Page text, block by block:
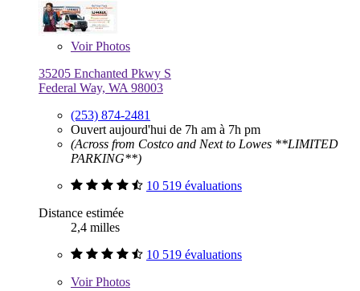
VoirPhotos
35205 Enchanted Pkwy S
Federal Way, WA 98003
(253) 874-2481
Ouvert aujourd'hui de 7h am à 7h pm
(Across from Costco and Next to Lowes **LIMITED
PARKING**)
10 519 évaluations
Distance estimée
2,4 milles
10 519 évaluations
VoirPhotos